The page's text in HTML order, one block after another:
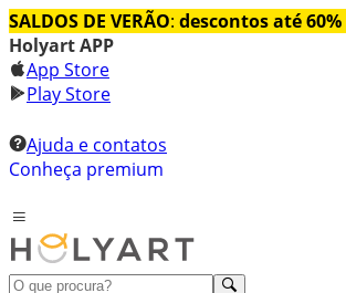
SALDOS DE VERÃO: descontos até 60%
Holyart APP
App Store
Play Store
Ajuda e contatos
Conheça premium